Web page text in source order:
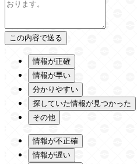
情報が正確
情報が早い
分かりやすい
探していた情報が見つかった
その他
情報が不正確
情報が遅い